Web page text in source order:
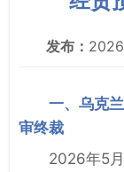
发布：
一、乌克
审终裁
2026年5